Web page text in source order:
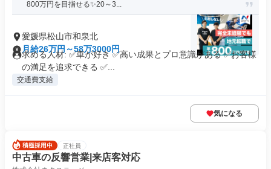
800万円を目指せる✨20～3...
愛媛県松山市和泉北
月給26万円～58万3000円
求める人材: ✅車が好き ✅高い成果とプロ意識がある ✅お客様
の満足を追求できる ✅...
交通費支給
気になる
正社員
中古車の反響営業|来店客対応